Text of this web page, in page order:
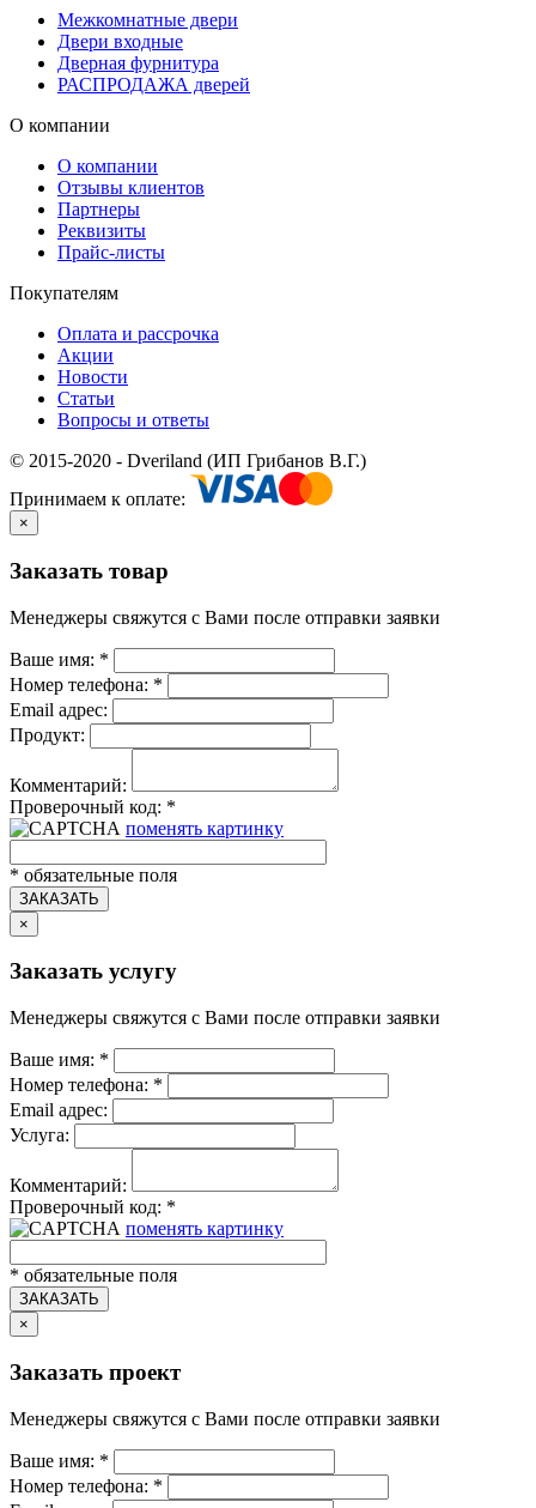
Межкомнатные двери
Двери входные
Дверная фурнитура
РАСПРОДАЖА дверей
О компании
О компании
Отзывы клиентов
Партнеры
Реквизиты
Прайс-листы
Покупателям
Оплата и рассрочка
Акции
Новости
Статьи
Вопросы и ответы
© 2015-2020 - Dveriland (ИП Грибанов В.Г.)
Принимаем к оплате:
×
Заказать товар
Менеджеры свяжутся с Вами после отправки заявки
Ваше имя: *
Номер телефона: *
Email адрес:
Продукт:
Комментарий:
Проверочный код: *
поменять картинку
* обязательные поля
ЗАКАЗАТЬ
×
Заказать услугу
Менеджеры свяжутся с Вами после отправки заявки
Ваше имя: *
Номер телефона: *
Email адрес:
Услуга:
Комментарий:
Проверочный код: *
поменять картинку
* обязательные поля
ЗАКАЗАТЬ
×
Заказать проект
Менеджеры свяжутся с Вами после отправки заявки
Ваше имя: *
Номер телефона: *